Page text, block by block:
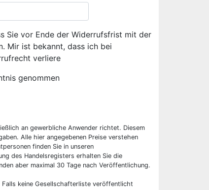
Sie vor Ende der Widerrufsfrist mit der
Mir ist bekannt, dass ich bei
verliere
genommen
an gewerbliche Anwender richtet. Diesem
Alle hier angegebenen Preise verstehen
finden Sie in unseren
des Handelsregisters erhalten Sie die
aber maximal 30 Tage nach Veröffentlichung.
keine Gesellschafterliste veröffentlicht